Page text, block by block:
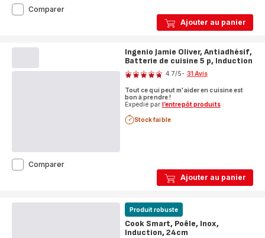
Ajouter au panier
ComparerPlanche
Ajouter au panier
Ingenio Jamie Oliver, Antiadhésif,
Batterie de cuisine 5 p, Induction
Note
4.7/5- 31 Avis
Tout ce qui peut m'aider en cuisine est
bon à prendre !
Expédié par l’entrepôt produits
Stock faible
ComparerIngenio
Batterie
Produit robuste
Cook Smart, Poêle, Inox,
Induction, 24cm
Note